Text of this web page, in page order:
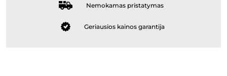
Nemokamas pristatymas
Geriausios kainos garantija